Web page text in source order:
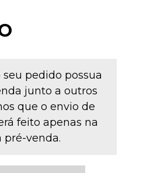
seu pedido possua
junto a outros
que o envio de
feito apenas na
pré-venda.